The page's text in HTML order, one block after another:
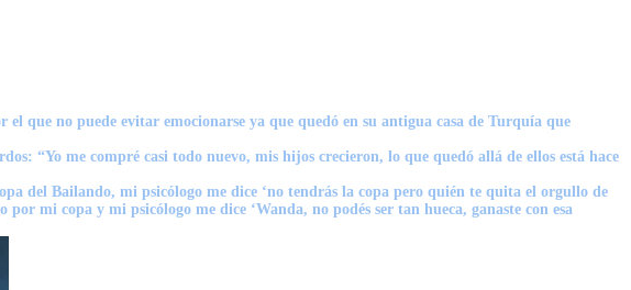
que no puede evitar emocionarse ya que quedó en su antigua casa de Turquía que
“Yo me compré casi todo nuevo, mis hijos crecieron, lo que quedó allá de ellos está hace
del Bailando, mi psicólogo me dice ‘no tendrás la copa pero quién te quita el orgullo de
mi copa y mi psicólogo me dice ‘Wanda, no podés ser tan hueca, ganaste con esa